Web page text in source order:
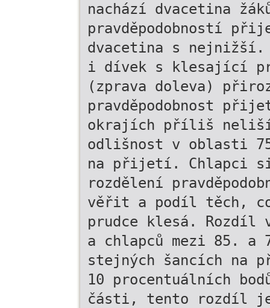
nachází dvacetina
pravděpodobností
dvacetina s nejnižší.
i dívek s klesající
(zprava doleva)
pravděpodobnost
okrajích příliš
odlišnost v oblasti
na přijetí. Chlapci si
rozdělení
věřit a podíl těch,
prudce klesá. Rozdíl
a chlapců mezi 85.
stejných šancích na
10 procentuálních
části, tento rozdíl je